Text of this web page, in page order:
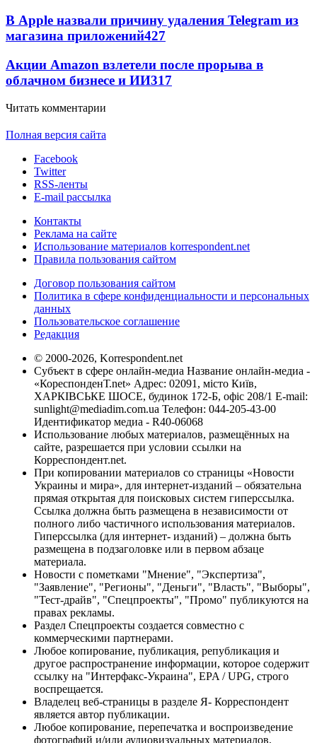
В Apple назвали причину удаления Telegram из
магазина приложений427
Акции Amazon взлетели после прорыва в
облачном бизнесе и ИИ317
Читать комментарии
Полная версия сайта
Facebook
Twitter
RSS-ленты
E-mail рассылка
Контакты
Реклама на сайте
Использование материалов korrespondent.net
Правила пользования сайтом
Договор пользования сайтом
Политика в сфере конфиденциальности и персональных
данных
Пользовательское соглашение
Редакция
© 2000-2026, Korrespondent.net
Субъект в сфере онлайн-медиа Название онлайн-медиа -
«КореспонденТ.net» Адрес: 02091, місто Київ,
ХАРКІВСЬКЕ ШОСЕ, будинок 172-Б, офіс 208/1 E-mail:
sunlight@mediadim.com.ua Телефон: 044-205-43-00
Идентификатор медиа - R40-06068
Использование любых материалов, размещённых на
сайте, разрешается при условии ссылки на
Корреспондент.net.
При копировании материалов со страницы «Новости
Украины и мира», для интернет-изданий – обязательна
прямая открытая для поисковых систем гиперссылка.
Ссылка должна быть размещена в независимости от
полного либо частичного использования материалов.
Гиперссылка (для интернет- изданий) – должна быть
размещена в подзаголовке или в первом абзаце
материала.
Новости с пометками "Мнение", "Экспертиза",
"Заявление", "Регионы", "Деньги", "Власть", "Выборы",
"Тест-драйв", "Спецпроекты", "Промо" публикуются на
правах рекламы.
Раздел Спецпроекты создается совместно с
коммерческими партнерами.
Любое копирование, публикация, републикация и
другое распространение информации, которое содержит
ссылку на "Интерфакс-Украина", EPA / UPG, строго
воспрещается.
Владелец веб-страницы в разделе Я- Корреспондент
является автор публикации.
Любое копирование, перепечатка и воспроизведение
фотографий и/или аудиовизуальных материалов,